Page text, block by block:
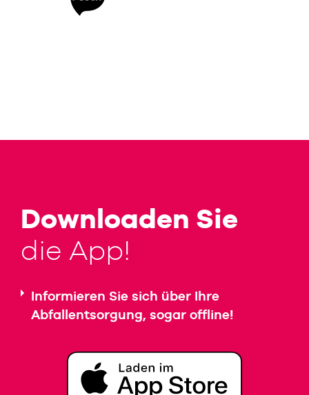
Downloaden Sie
die App!
Informieren Sie sich über Ihre
Abfallentsorgung, sogar offline!